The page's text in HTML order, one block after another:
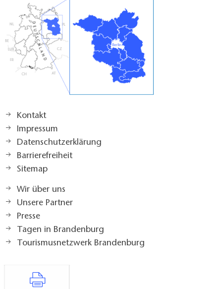
Kontakt
Impressum
Datenschutzerklärung
Barrierefreiheit
Sitemap
Wir über uns
Unsere Partner
Presse
Tagen in Brandenburg
Tourismusnetzwerk Brandenburg